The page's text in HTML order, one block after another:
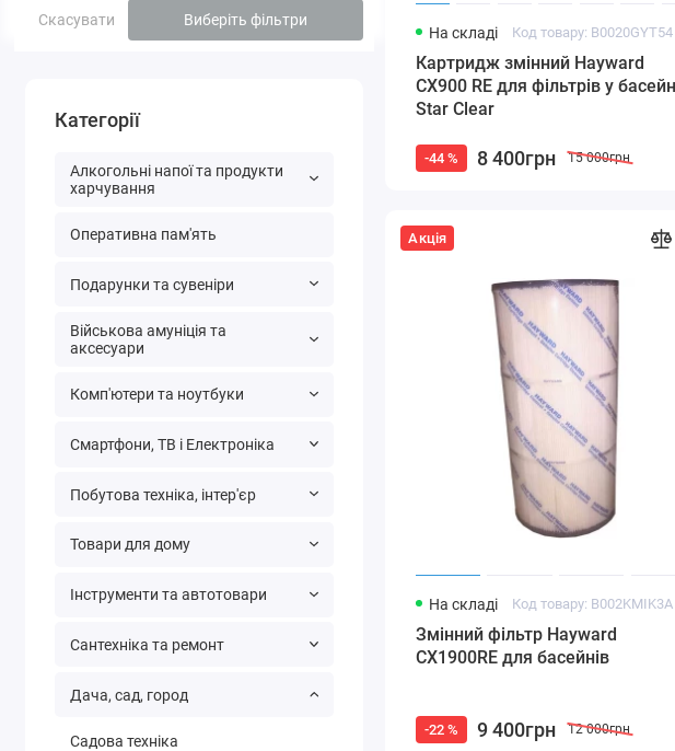
Скасувати Виберіть фільтри
Категорії
Алкогольні напої та продукти
харчування
Оперативна пам'ять
Подарунки та сувеніри
Військова амуніція та
аксесуари
Комп'ютери та ноутбуки
Смартфони, ТВ і Електроніка
Побутова техніка, інтер'єр
Товари для дому
Інструменти та автотовари
Сантехніка та ремонт
Дача, сад, город
Садова техніка
На складі Код товару: B0020GYT54
Картридж змінний Hayward
CX900 RE для фільтрів у
Star Clear
-44 % 8 400грн 15 000грн
Акція
На складі Код товару: B002KMIK3A
Змінний фільтр Hayward
CX1900RE для басейнів
-22 % 9 400грн 12 000грн